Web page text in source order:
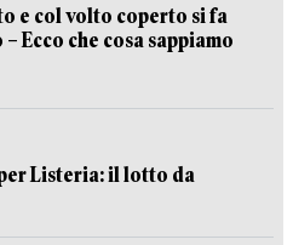
e col volto coperto si fa
Ecco che cosa sappiamo
Listeria: il lotto da